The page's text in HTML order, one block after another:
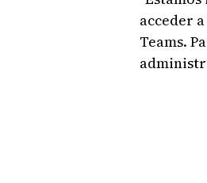
acceder
Teams.